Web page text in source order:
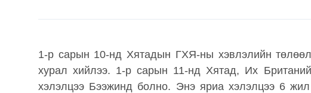
1-р сарын 10-нд Хятадын ГХЯ-ны хэвлэлийн
хурал хийлээ. 1-р сарын 11-нд Хятад, Их
хэлэлцээ Бээжинд болно. Энэ яриа хэлэлцээ 6